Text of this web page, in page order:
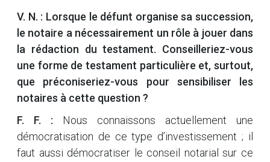
V. N. : Lorsque le défunt organise sa succession,
le notaire a nécessairement un rôle à jouer dans
la rédaction du testament. Conseilleriez-vous
une forme de testament particulière et, surtout,
que préconiseriez-vous pour sensibiliser les
notaires à cette question ?
F. F. : Nous connaissons actuellement une
démocratisation de ce type d’investissement ; il
faut aussi démocratiser le conseil notarial sur ce